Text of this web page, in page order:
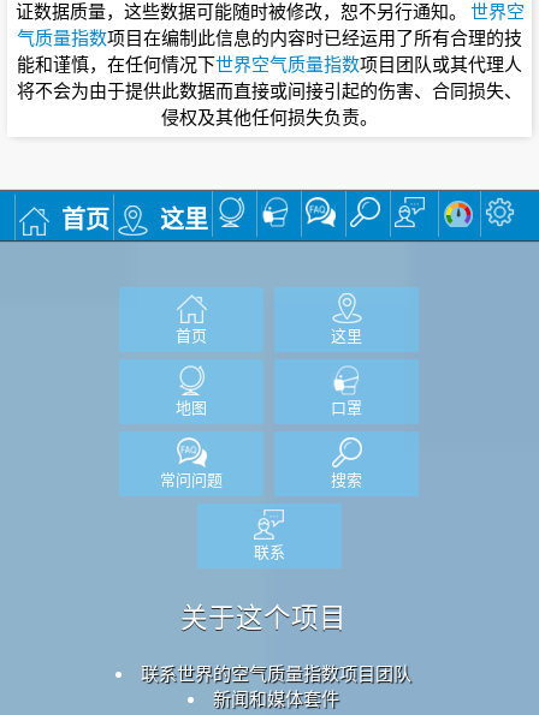
证数据质量，这些数据可能随时被修改，恕不另行通知。 世界空
气质量指数项目在编制此信息的内容时已经运用了所有合理的技
能和谨慎，在任何情况下世界空气质量指数项目团队或其代理人
将不会为由于提供此数据而直接或间接引起的伤害、合同损失、
侵权及其他任何损失负责。
首页 这里
首页 这里
地图 口罩
常问问题 搜索
联系
关于这个项目
联系世界的空气质量指数项目团队
新闻和媒体套件